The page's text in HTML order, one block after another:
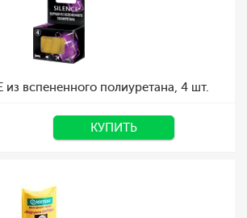
из вспененного полиуретана, 4 шт.
КУПИТЬ